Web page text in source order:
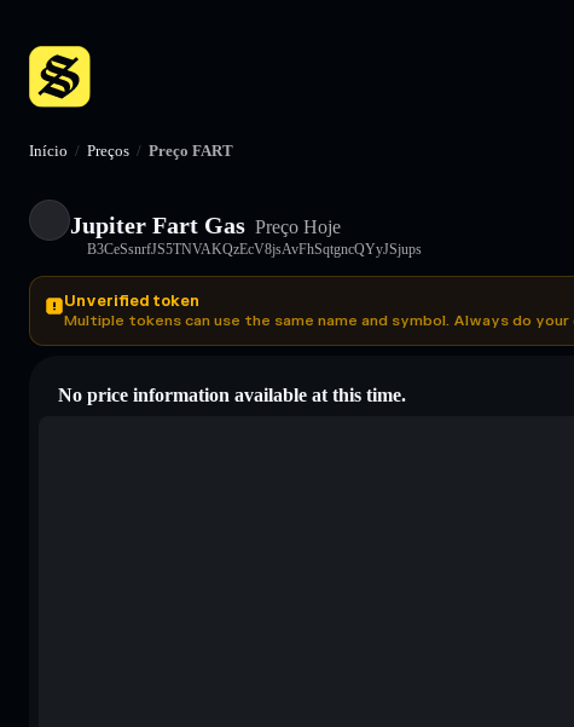
Início / Preços / Preço FART
Jupiter Fart Gas Preço Hoje
B3CeSsnrfJS5TNVAKQzEcV8jsAvFhSqtgncQYyJSjups
Unverified token
Multiple tokens can use the same name and symbol. Always do
No price information available at this time.